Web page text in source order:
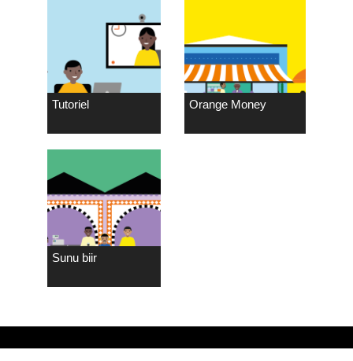
Tutoriel Orange Money
Sunu biir